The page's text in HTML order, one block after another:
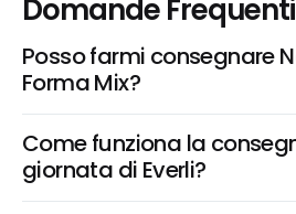
Domande Frequenti
Posso farmi consegnare
Forma Mix?
Come funziona la
giornata di Everli?